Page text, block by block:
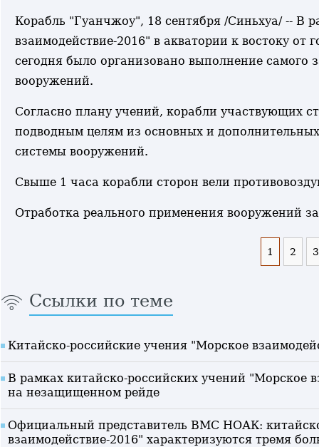
Корабль "Гуанчжоу", 18 сентября /Синьхуа/ -- В
взаимодействие-2016" в акватории к востоку
сегодня было организовано выполнение самого
вооружений.
Согласно плану учений, корабли участвующих
подводным целям из основных и
системы вооружений.
Свыше 1 часа корабли сторон вели
Отработка реального применения вооружений
1 2 3
Ссылки по теме
Китайско-российские учения "Морское
В рамках китайско-российских учений "Морское
на незащищенном рейде
Официальный представитель ВМС НОАК:
взаимодействие-2016" характеризуются тремя